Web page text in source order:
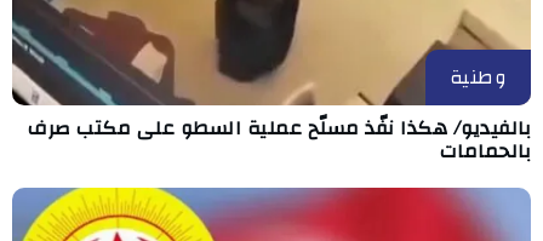
وطنية
بالفيديو/ هكذا نفّذ مسلّح عملية السطو على مكتب صرف
بالحمامات